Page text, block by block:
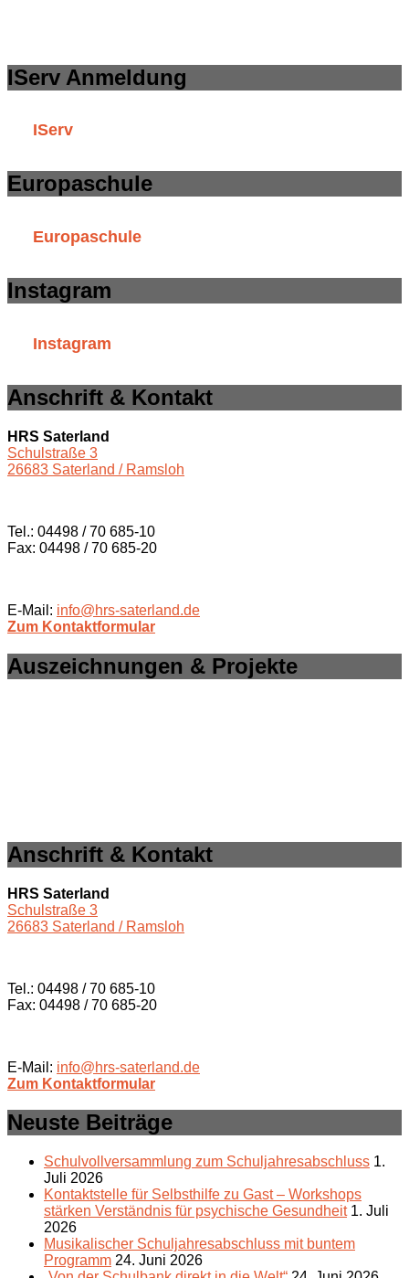
IServ Anmeldung
IServ
Europaschule
Europaschule
Instagram
Instagram
Anschrift & Kontakt
HRS Saterland
Schulstraße 3
26683 Saterland / Ramsloh
Tel.: 04498 / 70 685-10
Fax: 04498 / 70 685-20
E-Mail: info@hrs-saterland.de
Zum Kontaktformular
Auszeichnungen & Projekte
Anschrift & Kontakt
HRS Saterland
Schulstraße 3
26683 Saterland / Ramsloh
Tel.: 04498 / 70 685-10
Fax: 04498 / 70 685-20
E-Mail: info@hrs-saterland.de
Zum Kontaktformular
Neuste Beiträge
Schulvollversammlung zum Schuljahresabschluss 1.
Juli 2026
Kontaktstelle für Selbsthilfe zu Gast – Workshops
stärken Verständnis für psychische Gesundheit 1. Juli
2026
Musikalischer Schuljahresabschluss mit buntem
Programm 24. Juni 2026